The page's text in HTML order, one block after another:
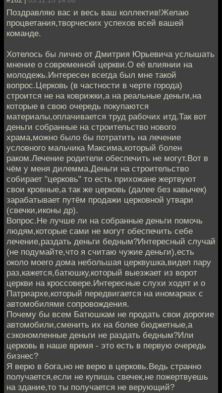
Поздравляю вас и весь ваш коллектив!Желаю
процветания,творческих успехов всей вашей
команде.
Хотелось бы лично от Дмитрия Юрьевича услышать
мнение о современной церкви.О её влиянии на
молодежь.Интересен всегда был мне такой
вопрос.Церковь (в частности в черте города)
строится не на коврижки,а на реальные деньги,на
которые в свою очередь покупаются
материалы,оплачивается труд рабочих итд.Так вот
деньги собранные на строительство нового
храма,можно было бы потратить на лечение
условного мальчика Максима,который болен
раком.Лечение родители обеспечить не могут.Вот в
чём у меня дилемма.Деньги на строительство
собирает "церковь" то есть прихожане жертвуют
свои кровные,а так же церковь (далее без кавычек)
зарабатывает путём продажи церковной утвари
(свечки,иконы др).
Вопрос.Не лучше ли на собранные деньги помочь
людям,которые сами не могут обеспечить себе
лечение,раздать деньги бедным?Интересный случай
(не подумайте,что я считаю чужие деньги),есть
около моего дома небольшая церквушка,видел пару
раз,кажется,батюшку,который выезжает из ворот
церкви на кроссовере.Интересные слухи ходят и о
Патриархе,который передвигается на иномарках с
автомобилями сопровождения.
Почему бы всем Батюшкам не продать свои дорогие
автомобили,сменить их на более бюджетные,а
сэкономленные деньги не раздать бедным?Или
церковь в наше время - это есть в первую очередь
бизнес?
Я верю в бога,но не верю в церковь.Ведь странно
получается,если не купишь свечек,не пожертвуешь
на здание,то ты получается не верующий?